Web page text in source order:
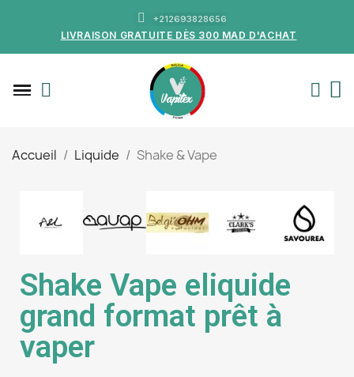
+212693828656
LIVRAISON GRATUITE DÈS 300 MAD D'ACHAT
Accueil Liquide Shake & Vape
Shake Vape eliquide
grand format prêt à
vaper